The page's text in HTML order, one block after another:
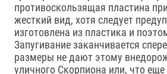
противоскользящая пластина
жесткий вид, хотя следует
изготовлена из пластика и
Запугивание заканчивается
размеры не дают этому
уличного Скорпиона или, что